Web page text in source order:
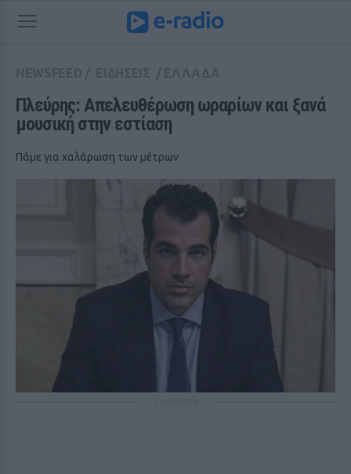
Πλεύρης: Απελευθέρωση ωραρίων και ξανά
μουσική στην εστίαση
Πάμε για χαλάρωση των μέτρων